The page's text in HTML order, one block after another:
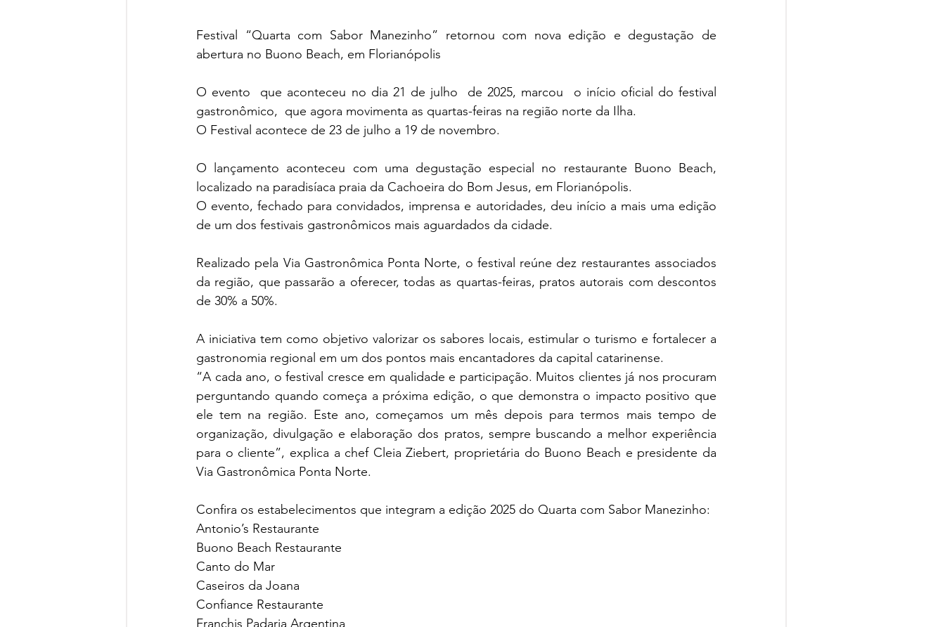
Festival “Quarta com Sabor Manezinho” retornou com nova edição e degustação de
abertura no Buono Beach, em Florianópolis
O evento  que aconteceu no dia 21 de julho  de 2025, marcou  o início oficial do festival
gastronômico,  que agora movimenta as quartas-feiras na região norte da Ilha.
O Festival acontece de 23 de julho a 19 de novembro.
O lançamento aconteceu com uma degustação especial no restaurante Buono Beach,
localizado na paradisíaca praia da Cachoeira do Bom Jesus, em Florianópolis.
O evento, fechado para convidados, imprensa e autoridades, deu início a mais uma edição
de um dos festivais gastronômicos mais aguardados da cidade.
Realizado pela Via Gastronômica Ponta Norte, o festival reúne dez restaurantes associados
da região, que passarão a oferecer, todas as quartas-feiras, pratos autorais com descontos
de 30% a 50%.
A iniciativa tem como objetivo valorizar os sabores locais, estimular o turismo e fortalecer a
gastronomia regional em um dos pontos mais encantadores da capital catarinense.
“A cada ano, o festival cresce em qualidade e participação. Muitos clientes já nos procuram
perguntando quando começa a próxima edição, o que demonstra o impacto positivo que
ele tem na região. Este ano, começamos um mês depois para termos mais tempo de
organização, divulgação e elaboração dos pratos, sempre buscando a melhor experiência
para o cliente”, explica a chef Cleia Ziebert, proprietária do Buono Beach e presidente da
Via Gastronômica Ponta Norte.
Confira os estabelecimentos que integram a edição 2025 do Quarta com Sabor Manezinho:
Antonio’s Restaurante
Buono Beach Restaurante
Canto do Mar
Caseiros da Joana
Confiance Restaurante
Franchis Padaria Argentina